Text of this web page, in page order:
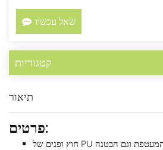
שאל עכשיו
קטגוריות
תיאור
פרטים:
חוץ ופנים של PU עם דוגמת יהלום: גם המעטפת וגם הבטנה